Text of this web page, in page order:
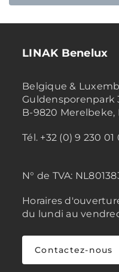
LINAK Benelux
Belgique &
Guldensporenpark
B-9820 Merelbeke,
Tél. +32 (0) 9 230 01
N° de TVA:
Horaires
du lundi au
Contactez-nous